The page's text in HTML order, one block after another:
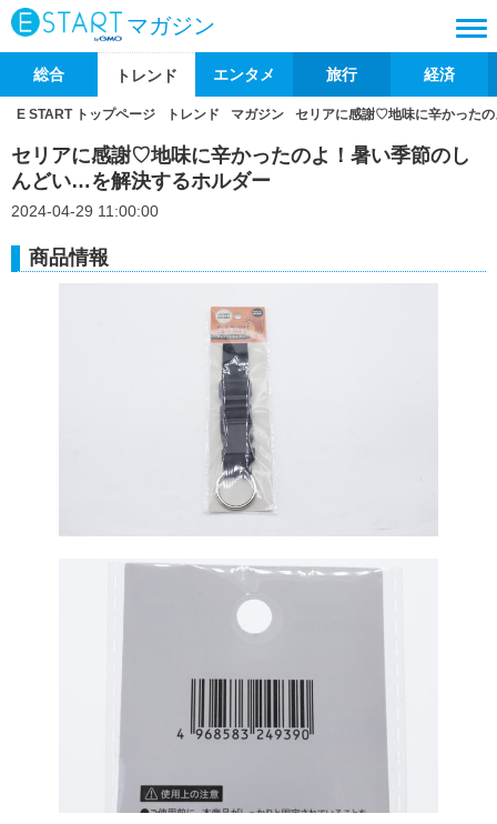
マガジン
総合 トレンド エンタメ 旅行 経済
E START トップページ トレンド マガジン セリアに感謝♡地味に辛かった
セリアに感謝♡地味に辛かったのよ！暑い季節のし
んどい…を解決するホルダー
2024-04-29 11:00:00
商品情報